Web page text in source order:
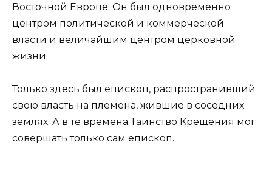
Восточной Европе. Он был одновременно
центром политической и коммерческой
власти и величайшим центром церковной
жизни.
Только здесь был епископ, распространивший
свою власть на племена, жившие в соседних
землях. А в те времена Таинство Крещения мог
совершать только сам епископ.